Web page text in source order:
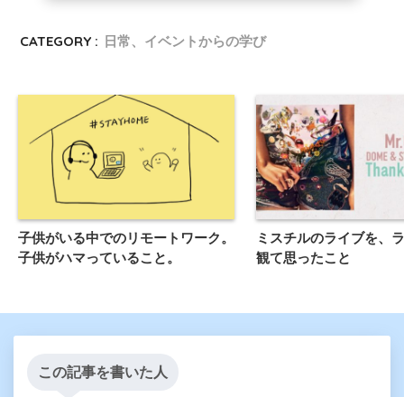
CATEGORY : 日常、イベントからの学び
子供がいる中でのリモートワーク。
子供がハマっていること。
ミスチルのライブを、
観て思ったこと
この記事を書いた人